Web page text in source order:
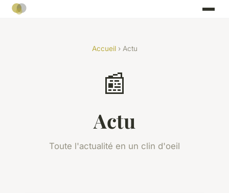
Accueil› Actu
📰
Actu
Toute l'actualité en un clin d'oeil